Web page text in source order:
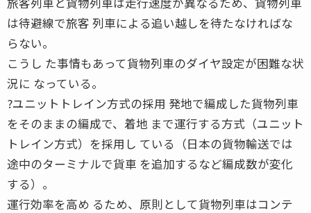
は待避線で旅客 列車による追い越しを待たなければな
らない。
こうし た事情もあって貨物列車のダイヤ設定が困難な状
況に なっている。
?ユニットトレイン方式の採用 発地で編成した貨物列車
をそのままの編成で、着地 まで運行する方式（ユニット
トレイン方式）を採用し ている（日本の貨物輸送では
途中のターミナルで貨車 を追加するなど編成数が変化
する）。
運行効率を高め るため、原則として貨物列車はコンテ